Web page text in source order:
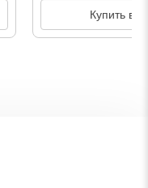
Купить в